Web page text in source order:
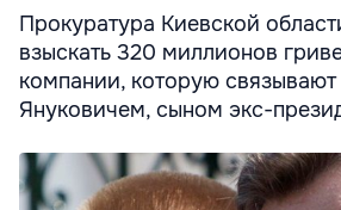
Прокуратура Киевской
взыскать 320 миллионов
компании, которую
Януковичем, сыном экс-